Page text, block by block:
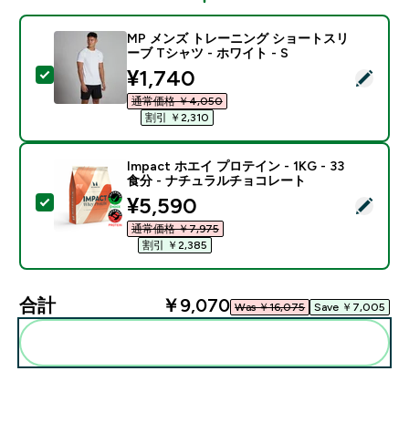
この商品を選択 - MP メンズ トレーニング ショート
MP メンズ トレーニング ショートスリ
ーブ Tシャツ - ホワイト - S
discounted price
¥1,740‎
通常価格 ￥4,050‎
割引 ￥2,310‎
この商品を選択 - Impact ホエイ プロテイン - 1KG -
Impact ホエイ プロテイン - 1KG - 33
食分 - ナチュラルチョコレート
discounted price
¥5,590‎
通常価格 ￥7,975‎
割引 ￥2,385‎
合計 ￥9,070‎ Was ￥16,075‎ Save ￥7,005‎